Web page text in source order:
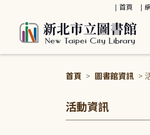
首頁
首頁 > 圖書館資訊 >
活動資訊